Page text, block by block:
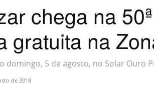
chega na
gratuita na
domingo, 5 de agosto, no Solar Ouro
de 2018